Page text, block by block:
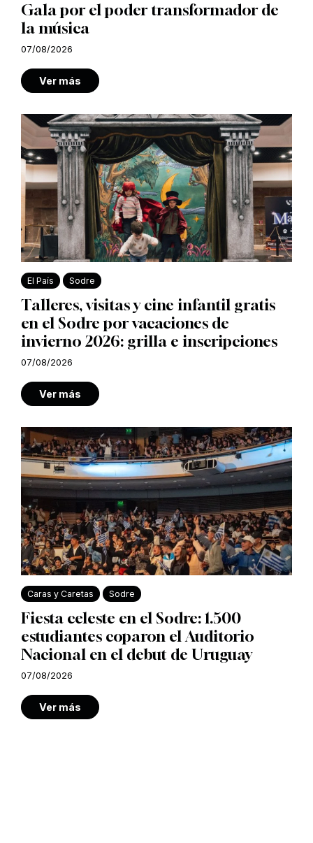
Gala por el poder transformador de
la música
07/08/2026
Ver más
El País Sodre
Talleres, visitas y cine infantil gratis
en el Sodre por vacaciones de
invierno 2026: grilla e inscripciones
07/08/2026
Ver más
Caras y Caretas Sodre
Fiesta celeste en el Sodre: 1.500
estudiantes coparon el Auditorio
Nacional en el debut de Uruguay
07/08/2026
Ver más